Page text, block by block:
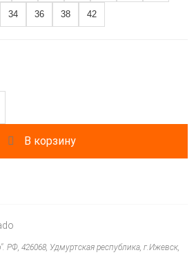
34 36 38 42
В корзину
426068, Удмуртская республика, г.Ижевск,